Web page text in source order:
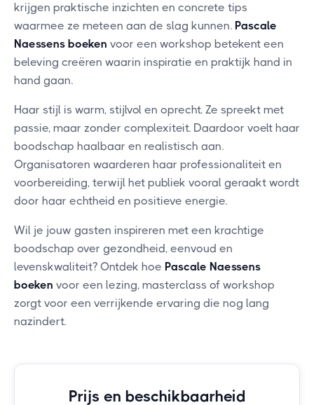
krijgen praktische inzichten en concrete tips
waarmee ze meteen aan de slag kunnen. Pascale
Naessens boeken voor een workshop betekent een
beleving creëren waarin inspiratie en praktijk hand in
hand gaan.
Haar stijl is warm, stijlvol en oprecht. Ze spreekt met
passie, maar zonder complexiteit. Daardoor voelt haar
boodschap haalbaar en realistisch aan.
Organisatoren waarderen haar professionaliteit en
voorbereiding, terwijl het publiek vooral geraakt wordt
door haar echtheid en positieve energie.
Wil je jouw gasten inspireren met een krachtige
boodschap over gezondheid, eenvoud en
levenskwaliteit? Ontdek hoe Pascale Naessens
boeken voor een lezing, masterclass of workshop
zorgt voor een verrijkende ervaring die nog lang
nazindert.
Prijs en beschikbaarheid